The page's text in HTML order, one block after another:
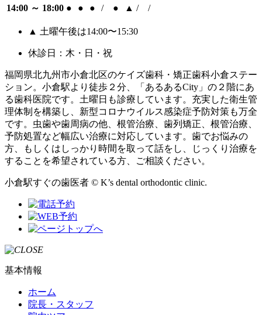
14:00 ～ 18:00 ● ● ● / ● ▲ / /
▲ 土曜午後は14:00〜15:30
休診日：木・日・祝
福岡県北九州市小倉北区のケイズ歯科・矯正歯科小倉ステー
ション。小倉駅より徒歩２分、「あるあるCity」の２階にあ
る歯科医院です。土曜日も診療しています。充実した衛生管
理体制を構築し、新型コロナウイルス感染症予防対策も万全
です。虫歯や歯周病の他、根管治療、歯列矯正、根管治療、
予防処置など幅広い治療に対応しています。歯でお悩みの
方、もしくはしっかり時間を取って話をし、じっくり治療を
することを希望されている方、ご相談ください。
小倉駅すぐの歯医者 © K’s dental orthodontic clinic.
基本情報
ホーム
院長・スタッフ